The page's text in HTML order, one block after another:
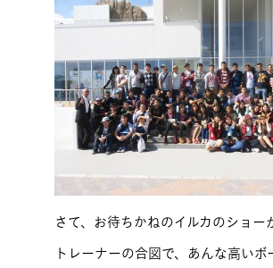
さて、お待ちかねのイルカのショー
トレーナーの合図で、あんな高い